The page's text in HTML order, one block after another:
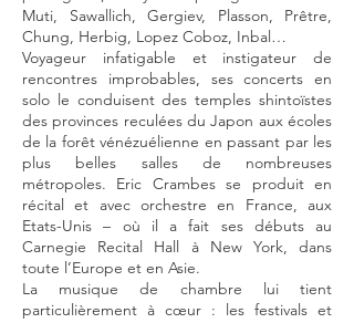
Muti, Sawallich, Gergiev, Plasson, Prêtre,
Chung, Herbig, Lopez Coboz, Inbal…
Voyageur infatigable et instigateur de
rencontres improbables, ses concerts en
solo le conduisent des temples shintoïstes
des provinces reculées du Japon aux écoles
de la forêt vénézuélienne en passant par les
plus belles salles de nombreuses
métropoles. Eric Crambes se produit en
récital et avec orchestre en France, aux
Etats-Unis – où il a fait ses débuts au
Carnegie Recital Hall à New York, dans
toute l’Europe et en Asie.
La musique de chambre lui tient
particulièrement à cœur : les festivals et